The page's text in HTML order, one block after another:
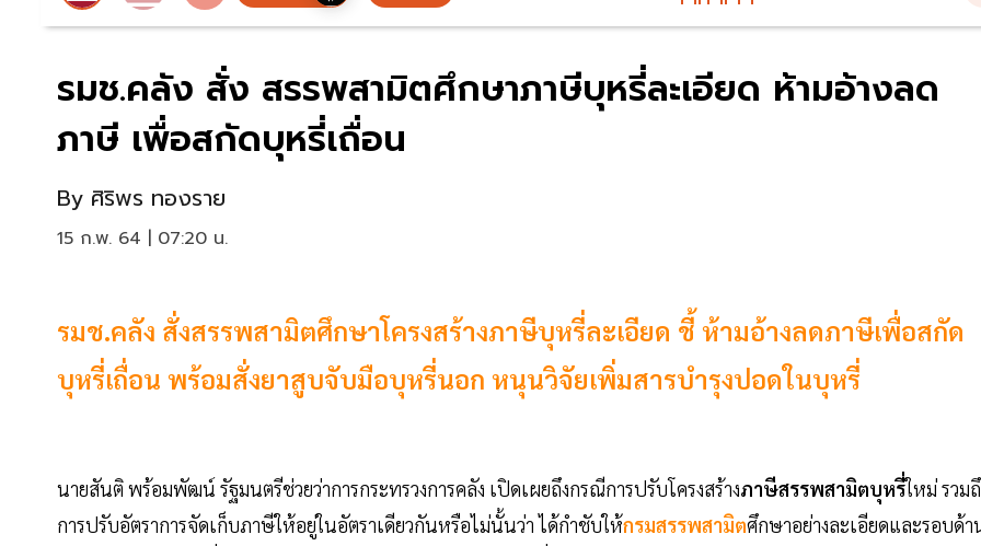
รมช.คลัง สั่ง สรรพสามิตศึกษาภาษีบุหรี่ละเอียด ห้ามอ้างลด
ภาษี เพื่อสกัดบุหรี่เถื่อน
By ศิริพร ทองราย
15 ก.พ. 64 | 07:20 น.
รมช.คลัง สั่งสรรพสามิตศึกษาโครงสร้างภาษีบุหรี่ละเอียด ชี้ ห้ามอ้างลดภาษีเพื่อสกัด
บุหรี่เถื่อน พร้อมสั่งยาสูบจับมือบุหรี่นอก หนุนวิจัยเพิ่มสารบำรุงปอดในบุหรี่
นายสันติ พร้อมพัฒน์ รัฐมนตรีช่วยว่าการกระทรวงการคลัง เปิดเผยถึงกรณีการปรับโครงสร้างภาษีสรรพสามิตบุหรี่ใหม่ รวม
การปรับอัตราการจัดเก็บภาษีให้อยู่ในอัตราเดียวกันหรือไม่นั้นว่า ได้กำชับให้กรมสรรพสามิตศึกษาอย่างละเอียดและรอบด้า